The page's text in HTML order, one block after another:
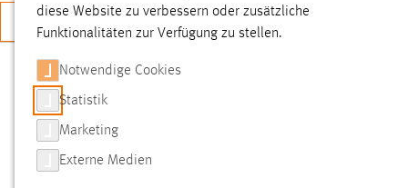
JETZT BEWERBEN
SUCHE
FILTER
diese Website zu verbessern oder zusätzliche
Funktionalitäten zur Verfügung zu stellen.
Notwendige Cookies
Statistik
Marketing
Externe Medien